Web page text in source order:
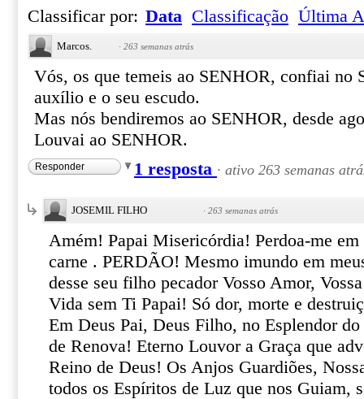
Classificar por: Data Classificação Última
Marcos. · 263 semanas atrás
Vós, os que temeis ao SENHOR, confiai no
auxílio e o seu escudo.
Mas nós bendiremos ao SENHOR, desde
Louvai ao SENHOR.
Responder 1 resposta · ativo 263 semanas
JOSEMIL FILHO · 263 semanas atrás
Amém! Papai Misericórdia! Perdoa-me em
carne . PERDÃO! Mesmo imundo em
desse seu filho pecador Vosso Amor,
Vida sem Ti Papai! Só dor, morte e
Em Deus Pai, Deus Filho, no Esplendor
de Renova! Eterno Louvor a Graça que
Reino de Deus! Os Anjos Guardiões,
todos os Espíritos de Luz que nos Guiam,